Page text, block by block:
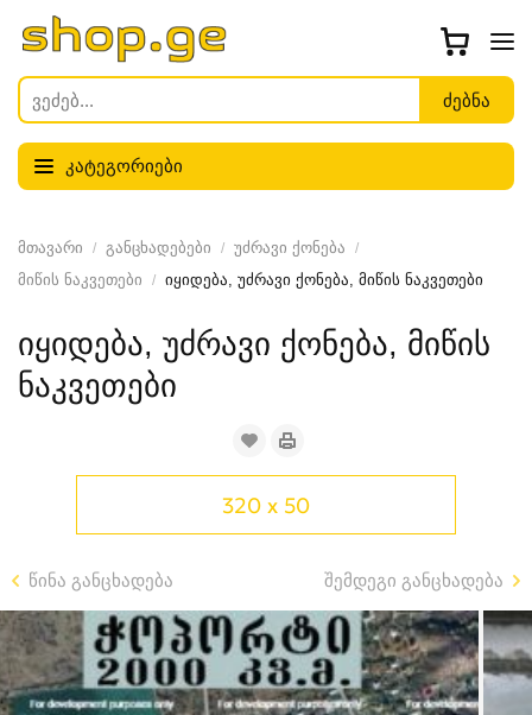
კატეგორიები
მთავარი განცხადებები
უძრავი ქონება
მიწის ნაკვეთები
იყიდება, უძრავი ქონება, მიწის ნაკვეთები
იყიდება, უძრავი ქონება, მიწის
ნაკვეთები
320 x 50
წინა განცხადება შემდეგი განცხადება